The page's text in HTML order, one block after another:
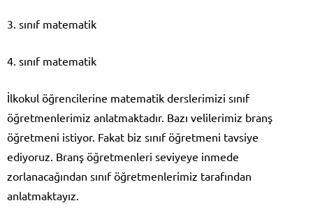
3. sınıf matematik
4. sınıf matematik
İlkokul öğrencilerine matematik derslerimizi sınıf
öğretmenlerimiz anlatmaktadır. Bazı velilerimiz branş
öğretmeni istiyor. Fakat biz sınıf öğretmeni tavsiye
ediyoruz. Branş öğretmenleri seviyeye inmede
zorlanacağından sınıf öğretmenlerimiz tarafından
anlatmaktayız.